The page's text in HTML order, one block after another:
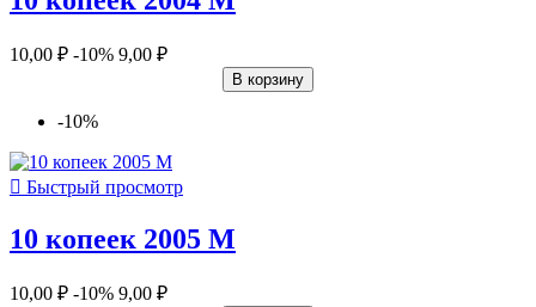
10,00 ₽ -10% 9,00 ₽
В корзину
-10%
 Быстрый просмотр
10 копеек 2005 М
10,00 ₽ -10% 9,00 ₽